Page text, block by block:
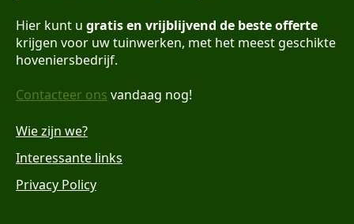
Hier kunt u gratis en vrijblijvend de beste offerte
krijgen voor uw tuinwerken, met het meest geschikte
hoveniersbedrijf.
Contacteer ons vandaag nog!
Wie zijn we?
Interessante links
Privacy Policy